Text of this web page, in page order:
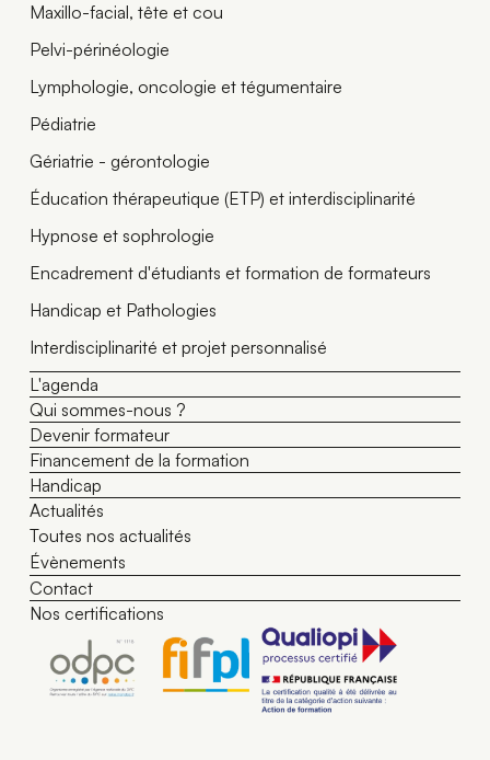
Maxillo-facial, tête et cou
Pelvi-périnéologie
Lymphologie, oncologie et tégumentaire
Pédiatrie
Gériatrie - gérontologie
Éducation thérapeutique (ETP) et interdisciplinarité
Hypnose et sophrologie
Encadrement d'étudiants et formation de formateurs
Handicap et Pathologies
Interdisciplinarité et projet personnalisé
L'agenda
Qui sommes-nous ?
Devenir formateur
Financement de la formation
Handicap
Actualités
Toutes nos actualités
Évènements
Contact
Nos certifications